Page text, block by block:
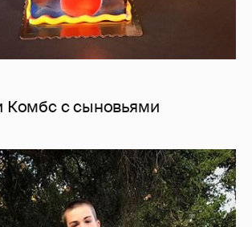
с сыновьями